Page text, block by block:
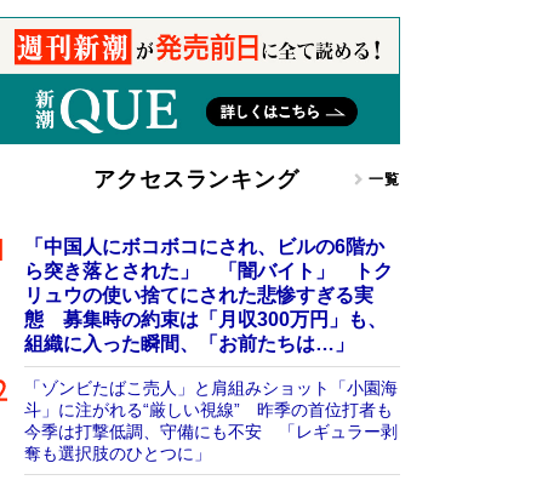
アクセスランキング 一覧
「中国人にボコボコにされ、ビルの6階か
ら突き落とされた」 「闇バイト」 トク
リュウの使い捨てにされた悲惨すぎる実
態 募集時の約束は「月収300万円」も、
組織に入った瞬間、「お前たちは…」
「ゾンビたばこ売人」と肩組みショット「小園海
斗」に注がれる“厳しい視線” 昨季の首位打者も
今季は打撃低調、守備にも不安 「レギュラー剥
奪も選択肢のひとつに」